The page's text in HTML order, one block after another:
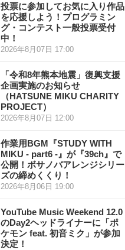
投票に参加してお気に入り作品
を応援しよう！プログラミン
グ・コンテスト一般投票受付
中！
2026年8月07日 17:00
「令和8年熊本地震」復興支援
企画実施のお知らせ
（HATSUNE MIKU CHARITY
PROJECT）
2026年8月07日 12:00
作業用BGM『STUDY WITH
MIKU - part6 -』が『39ch』で
公開！ボサノバアレンジシリー
ズの締めくくり！
2026年8月06日 19:00
YouTube Music Weekend 12.0
のDay2ヘッドライナーに「ポ
ケモン feat. 初音ミク」が参加
決定！